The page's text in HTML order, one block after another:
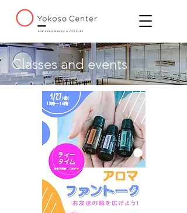
Classes and events